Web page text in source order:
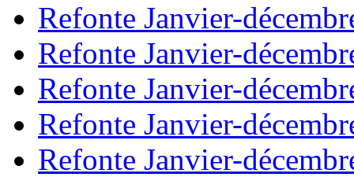
Refonte Janvier-
Refonte Janvier-
Refonte Janvier-
Refonte Janvier-
Refonte Janvier-